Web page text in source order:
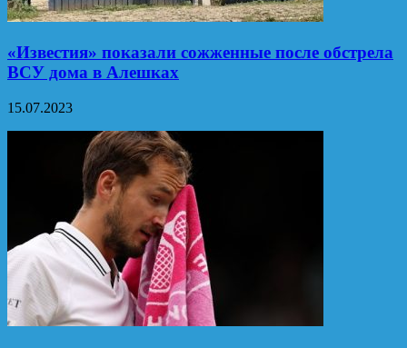
«Известия» показали сожженные после обстрела
ВСУ дома в Алешках
15.07.2023